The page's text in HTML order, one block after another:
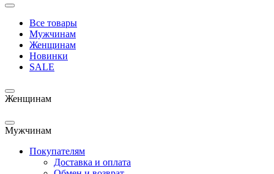
Все товары
Мужчинам
Женщинам
Новинки
SALE
Женщинам
Мужчинам
Покупателям
Доставка и оплата